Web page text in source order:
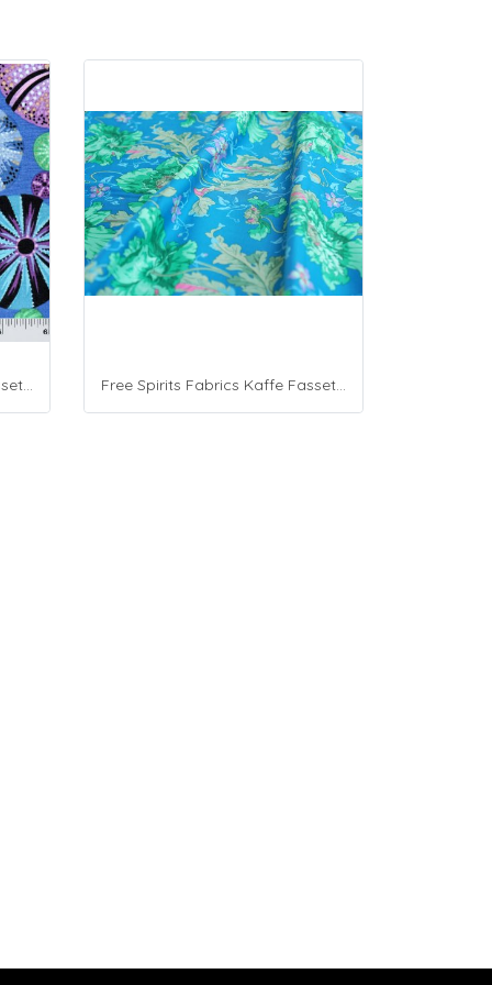
Free Spirits Fabrics Kaffe Fassette Collective Urchin Blue Free Spirits Fabrics Kaffe Fassette Collective Papaver Green